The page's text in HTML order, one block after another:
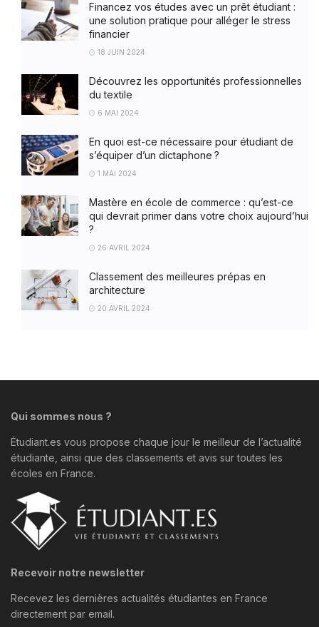
Financez vos études avec un prêt étudiant :
une solution pratique pour alléger le stress
financier
18 JUIN 2024
Découvrez les opportunités professionnelles
du textile
6 MAI 2024
En quoi est-ce nécessaire pour étudiant de
s’équiper d’un dictaphone ?
1 MAI 2024
Mastère en école de commerce : qu’est-ce
qui devrait primer dans votre choix aujourd’hui
?
26 AVRIL 2024
Classement des meilleures prépas en
architecture
20 AVRIL 2024
Qui sommes nous ?
Étudiant.es vous propose chaque jour le meilleur de l’actualité
étudiante, ainsi que des classements et avis sur toutes les
écoles en France.
Recevoir notre newsletter
Recevez les dernières actualités étudiantes en France
directement par email.